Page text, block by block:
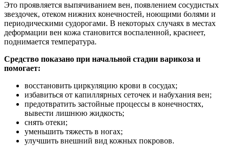
Это проявляется выпячиванием вен, появлением сосудистых
звездочек, отеком нижних конечностей, ноющими болями и
периодическими судорогами. В некоторых случаях в местах
деформации вен кожа становится воспаленной, краснеет,
поднимается температура.
Средство показано при начальной стадии варикоза и
помогает:
восстановить циркуляцию крови в сосудах;
избавиться от капиллярных сеточек и набухания вен;
предотвратить застойные процессы в конечностях,
вывести лишнюю жидкость;
снять отеки;
уменьшить тяжесть в ногах;
улучшить внешний вид кожных покровов.